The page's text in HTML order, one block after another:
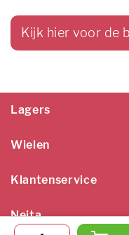
Kijk hier voor de
Lagers
Wielen
Klantenservice
Neita